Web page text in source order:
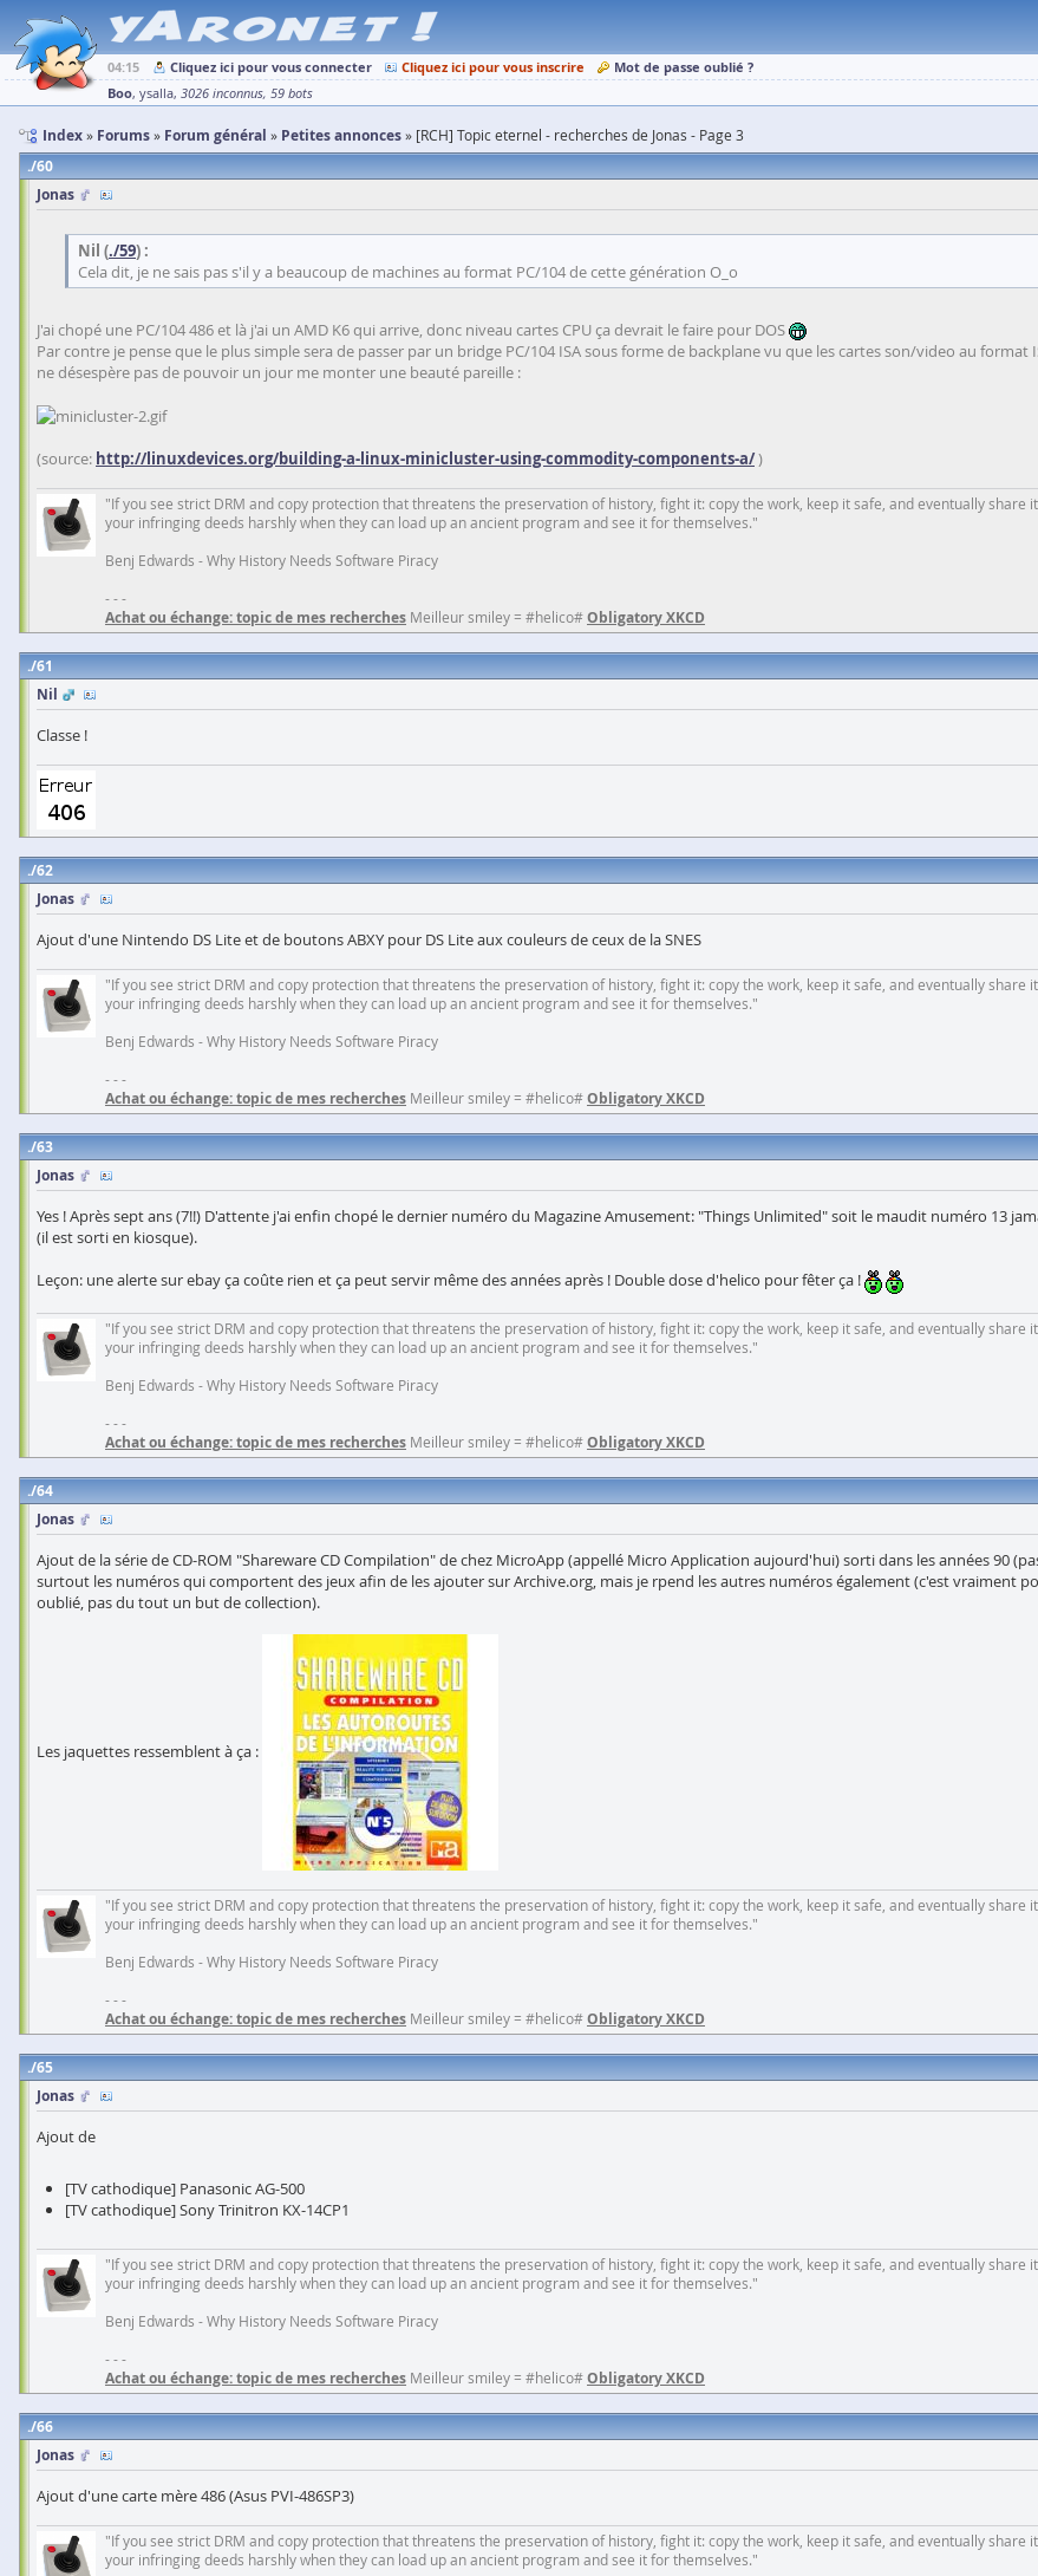
04:15 Cliquez ici pour vous connecter Cliquez ici pour vous inscrire
Mot de passe oublié ?
Boo ysalla 3026 inconnus 59 bots
Index Forums Forum général Petites annonces [RCH] Topic eternel - recherches de Jonas - Page 3
60
Jonas
Nil (./59) :
Cela dit, je ne sais pas s'il y a beaucoup de machines au format PC/104 de cette génération O_o
J'ai chopé une PC/104 486 et là j'ai un AMD K6 qui arrive, donc niveau cartes CPU ça devrait le faire pour DOS
Par contre je pense que le plus simple sera de passer par un bridge PC/104 ISA sous forme de backplane vu que les cartes son/video au
ne désespère pas de pouvoir un jour me monter une beauté pareille :
(source: http://linuxdevices.org/building-a-linux-minicluster-using-commodity-components-a/)
"If you see strict DRM and copy protection that threatens the preservation of history, fight it: copy the work, keep it safe, and eventually
your infringing deeds harshly when they can load up an ancient program and see it for themselves."
Benj Edwards - Why History Needs Software Piracy
- - -
Achat ou échange: topic de mes recherches Meilleur smiley = #helico#Obligatory XKCD
61
Nil
Classe !
62
Jonas
Ajout d'une Nintendo DS Lite et de boutons ABXY pour DS Lite aux couleurs de ceux de la SNES
"If you see strict DRM and copy protection that threatens the preservation of history, fight it: copy the work, keep it safe, and eventually
your infringing deeds harshly when they can load up an ancient program and see it for themselves."
Benj Edwards - Why History Needs Software Piracy
- - -
Achat ou échange: topic de mes recherches Meilleur smiley = #helico#Obligatory XKCD
63
Jonas
Yes ! Après sept ans (7!!) D'attente j'ai enfin chopé le dernier numéro du Magazine Amusement: "Things Unlimited" soit le maudit numéro 13
(il est sorti en kiosque).
Leçon: une alerte sur ebay ça coûte rien et ça peut servir même des années après ! Double dose d'helico pour fêter ça !
"If you see strict DRM and copy protection that threatens the preservation of history, fight it: copy the work, keep it safe, and eventually
your infringing deeds harshly when they can load up an ancient program and see it for themselves."
Benj Edwards - Why History Needs Software Piracy
- - -
Achat ou échange: topic de mes recherches Meilleur smiley = #helico#Obligatory XKCD
64
Jonas
Ajout de la série de CD-ROM "Shareware CD Compilation" de chez MicroApp (appellé Micro Application aujourd'hui) sorti dans les années 90
surtout les numéros qui comportent des jeux afin de les ajouter sur Archive.org, mais je rpend les autres numéros également (c'est vraiment
oublié, pas du tout un but de collection).
Les jaquettes ressemblent à ça :
"If you see strict DRM and copy protection that threatens the preservation of history, fight it: copy the work, keep it safe, and eventually
your infringing deeds harshly when they can load up an ancient program and see it for themselves."
Benj Edwards - Why History Needs Software Piracy
- - -
Achat ou échange: topic de mes recherches Meilleur smiley = #helico#Obligatory XKCD
65
Jonas
Ajout de
[TV cathodique] Panasonic AG-500
[TV cathodique] Sony Trinitron KX-14CP1
"If you see strict DRM and copy protection that threatens the preservation of history, fight it: copy the work, keep it safe, and eventually
your infringing deeds harshly when they can load up an ancient program and see it for themselves."
Benj Edwards - Why History Needs Software Piracy
- - -
Achat ou échange: topic de mes recherches Meilleur smiley = #helico#Obligatory XKCD
66
Jonas
Ajout d'une carte mère 486 (Asus PVI-486SP3)
"If you see strict DRM and copy protection that threatens the preservation of history, fight it: copy the work, keep it safe, and eventually
your infringing deeds harshly when they can load up an ancient program and see it for themselves."